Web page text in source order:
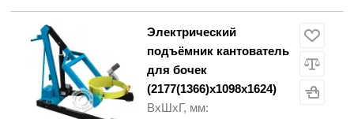
Электрический
подъёмник кантователь
для бочек
(2177(1366)х1098х1624)
ВхШхГ, мм: